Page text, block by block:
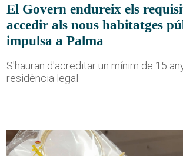
El Govern endureix els
accedir als nous habitatges
impulsa a Palma
S'hauran d'acreditar un mínim de 15
residència legal